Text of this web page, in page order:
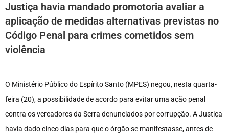
Justiça havia mandado promotoria avaliar a
aplicação de medidas alternativas previstas no
Código Penal para crimes cometidos sem
violência
O Ministério Público do Espírito Santo (MPES) negou, nesta quarta-
feira (20), a possibilidade de acordo para evitar uma ação penal
contra os vereadores da Serra denunciados por corrupção. A Justiça
havia dado cinco dias para que o órgão se manifestasse, antes de